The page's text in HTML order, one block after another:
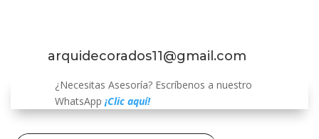
arquidecorados11@gmail.com
¿Necesitas Asesoría? Escríbenos a nuestro
WhatsApp ¡Clic aquí!